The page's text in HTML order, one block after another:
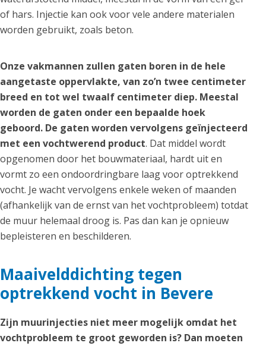
of hars. Injectie kan ook voor vele andere materialen
worden gebruikt, zoals beton.
Onze vakmannen zullen gaten boren in de hele
aangetaste oppervlakte, van zo’n twee centimeter
breed en tot wel twaalf centimeter diep. Meestal
worden de gaten onder een bepaalde hoek
geboord. De gaten worden vervolgens geïnjecteerd
met een vochtwerend product. Dat middel wordt
opgenomen door het bouwmateriaal, hardt uit en
vormt zo een ondoordringbare laag voor optrekkend
vocht. Je wacht vervolgens enkele weken of maanden
(afhankelijk van de ernst van het vochtprobleem) totdat
de muur helemaal droog is. Pas dan kan je opnieuw
bepleisteren en beschilderen.
Maaivelddichting tegen
optrekkend vocht in Bevere
Zijn muurinjecties niet meer mogelijk omdat het
vochtprobleem te groot geworden is? Dan moeten